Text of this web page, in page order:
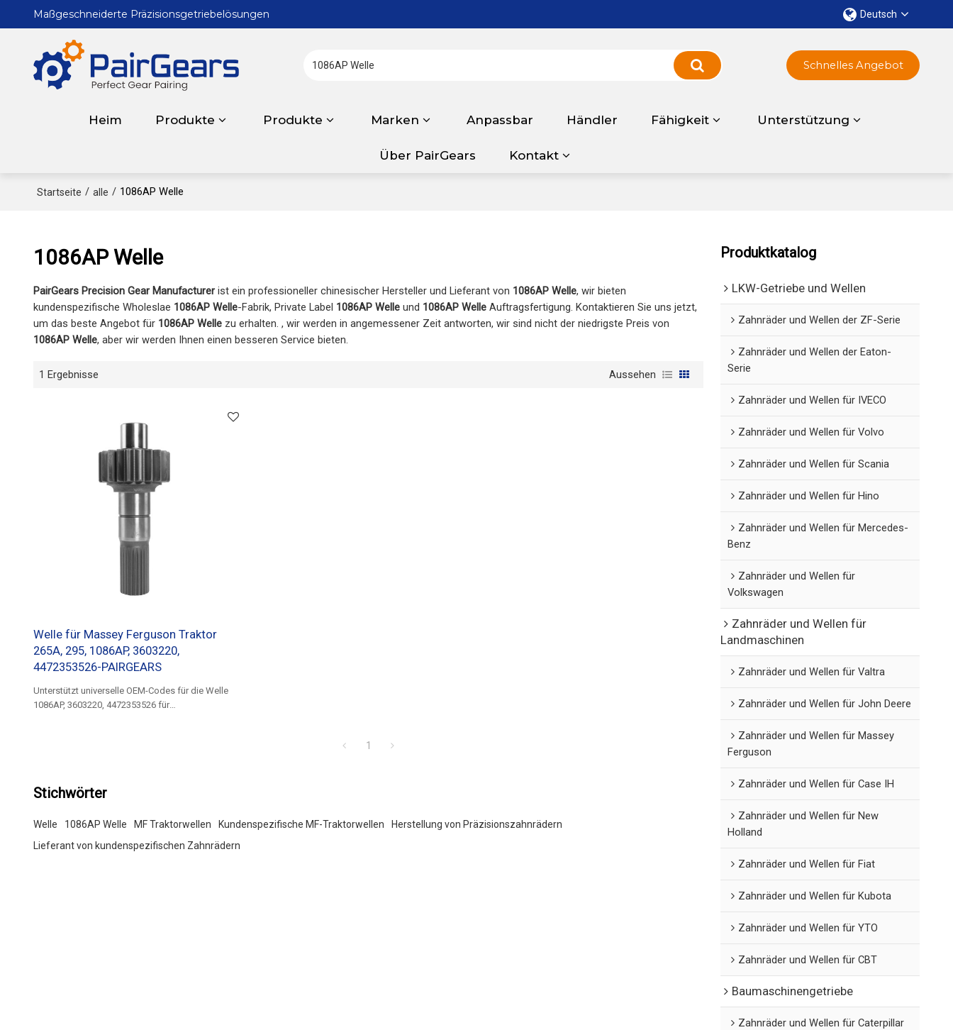
Maßgeschneiderte Präzisionsgetriebelösungen Deutsch
Heim Produkte Produkte Marken Anpassbar Händler Fähigkeit Unterstützung
Über PairGears Kontakt
Schnelles Angebot
Startseite / alle / 1086AP Welle
1086AP Welle
PairGears Precision Gear Manufacturerist ein professioneller chinesischer Hersteller und Lieferant von 1086AP Welle, wir bieten
kundenspezifische Wholeslae 1086AP Welle-Fabrik, Private Label 1086AP Welleund 1086AP WelleAuftragsfertigung. Kontaktieren Sie uns jetzt,
um das beste Angebot für 1086AP Wellezu erhalten. , wir werden in angemessener Zeit antworten, wir sind nicht der niedrigste Preis von
1086AP Welle, aber wir werden Ihnen einen besseren Service bieten.
1 Ergebnisse Aussehen
Welle für Massey Ferguson Traktor
265A, 295, 1086AP, 3603220,
4472353526-PAIRGEARS
Unterstützt universelle OEM-Codes für die Welle
1086AP, 3603220, 4472353526 für
1
Stichwörter
Welle 1086AP Welle MF Traktorwellen Kundenspezifische MF-Traktorwellen
Herstellung von Präzisionszahnrädern
Lieferant von kundenspezifischen Zahnrädern
Produktkatalog
LKW-Getriebe und Wellen
Zahnräder und Wellen der ZF-Serie
Zahnräder und Wellen der Eaton-
Serie
Zahnräder und Wellen für IVECO
Zahnräder und Wellen für Volvo
Zahnräder und Wellen für Scania
Zahnräder und Wellen für Hino
Zahnräder und Wellen für Mercedes-
Benz
Zahnräder und Wellen für
Volkswagen
Zahnräder und Wellen für
Landmaschinen
Zahnräder und Wellen für Valtra
Zahnräder und Wellen für John Deere
Zahnräder und Wellen für Massey
Ferguson
Zahnräder und Wellen für Case IH
Zahnräder und Wellen für New
Holland
Zahnräder und Wellen für Fiat
Zahnräder und Wellen für Kubota
Zahnräder und Wellen für YTO
Zahnräder und Wellen für CBT
Baumaschinengetriebe
Zahnräder und Wellen für Caterpillar